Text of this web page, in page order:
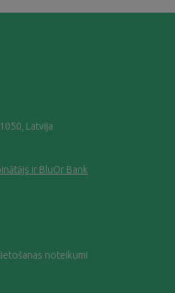
Latvija
ir BluOr Bank
noteikumi